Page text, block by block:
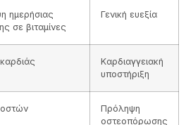
ημερήσιας
σε βιταμίνες
Γενική ευεξία
Καρδιαγγειακή
υποστήριξη
Πρόληψη
οστεοπόρωσης